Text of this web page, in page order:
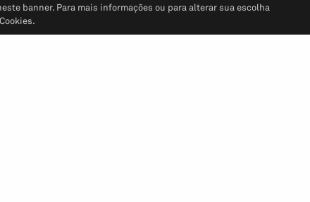
banner. Para mais informações ou para alterar sua escolha